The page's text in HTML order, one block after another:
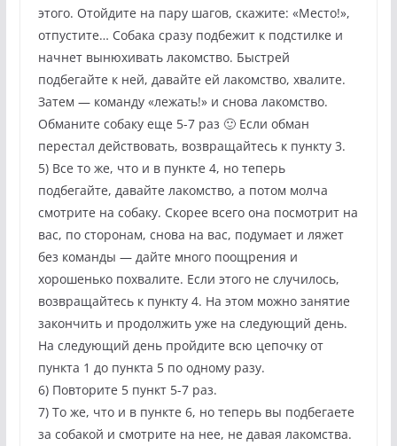
этого. Отойдите на пару шагов, скажите: «Место!»,
отпустите… Собака сразу подбежит к подстилке и
начнет вынюхивать лакомство. Быстрей
подбегайте к ней, давайте ей лакомство, хвалите.
Затем — команду «лежать!» и снова лакомство.
Обманите собаку еще 5-7 раз 🙂 Если обман
перестал действовать, возвращайтесь к пункту 3.
5) Все то же, что и в пункте 4, но теперь
подбегайте, давайте лакомство, а потом молча
смотрите на собаку. Скорее всего она посмотрит на
вас, по сторонам, снова на вас, подумает и ляжет
без команды — дайте много поощрения и
хорошенько похвалите. Если этого не случилось,
возвращайтесь к пункту 4. На этом можно занятие
закончить и продолжить уже на следующий день.
На следующий день пройдите всю цепочку от
пункта 1 до пункта 5 по одному разу.
6) Повторите 5 пункт 5-7 раз.
7) То же, что и в пункте 6, но теперь вы подбегаете
за собакой и смотрите на нее, не давая лакомства.